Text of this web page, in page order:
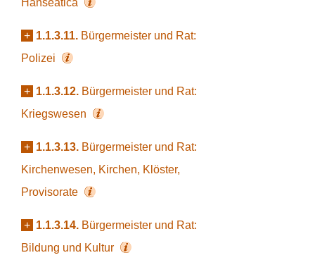
Hanseatica
+ 1.1.3.11. Bürgermeister und Rat:
Polizei
+ 1.1.3.12. Bürgermeister und Rat:
Kriegswesen
+ 1.1.3.13. Bürgermeister und Rat:
Kirchenwesen, Kirchen, Klöster,
Provisorate
+ 1.1.3.14. Bürgermeister und Rat:
Bildung und Kultur